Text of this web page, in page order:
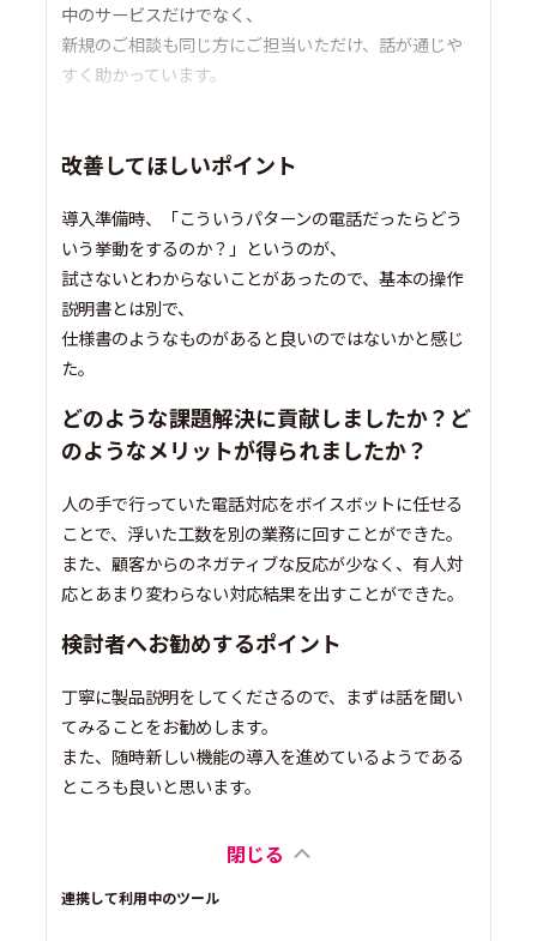
中のサービスだけでなく、
新規のご相談も同じ方にご担当いただけ、話が通じや
すく助かっています。
改善してほしいポイント
導入準備時、「こういうパターンの電話だったらどう
いう挙動をするのか？」というのが、
試さないとわからないことがあったので、基本の操作
説明書とは別で、
仕様書のようなものがあると良いのではないかと感じ
た。
どのような課題解決に貢献しましたか？ど
のようなメリットが得られましたか？
人の手で行っていた電話対応をボイスボットに任せる
ことで、浮いた工数を別の業務に回すことができた。
また、顧客からのネガティブな反応が少なく、有人対
応とあまり変わらない対応結果を出すことができた。
検討者へお勧めするポイント
丁寧に製品説明をしてくださるので、まずは話を聞い
てみることをお勧めします。
また、随時新しい機能の導入を進めているようである
ところも良いと思います。
閉じる
連携して利用中のツール